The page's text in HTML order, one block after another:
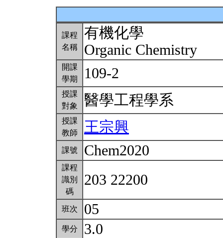
課程
名稱
有機化學
Organic Chemistry
開課
學期
109-2
授課
對象
醫學工程學系
授課
教師
王宗興
課號 Chem2020
課程
識別
碼
203 22200
班次 05
學分 3.0